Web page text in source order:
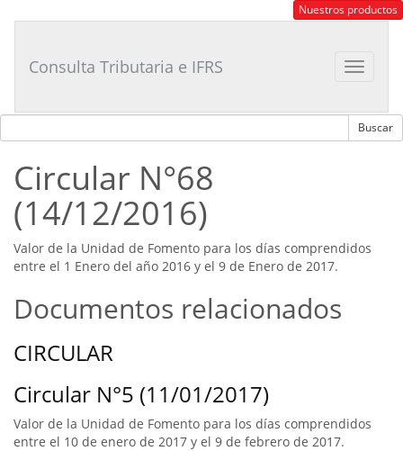
Tributario
Nuestros productos
Toggle
Consulta Tributaria e IFRS
Circular N°68
(14/12/2016)
Valor de la Unidad de Fomento para los días comprendidos
entre el 1 Enero del año 2016 y el 9 de Enero de 2017.
Documentos relacionados
CIRCULAR
Circular N°5 (11/01/2017)
Valor de la Unidad de Fomento para los días comprendidos
entre el 10 de enero de 2017 y el 9 de febrero de 2017.